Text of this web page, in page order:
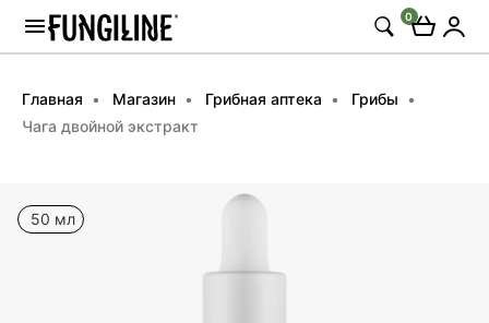
0
Главная Магазин Грибная аптека
Грибы
Чага двойной экстракт
50 мл